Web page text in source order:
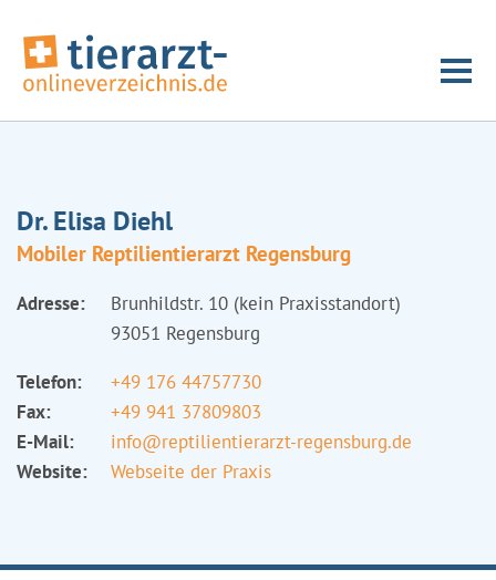
Dr. Elisa Diehl
Mobiler Reptilientierarzt Regensburg
Adresse:
Brunhildstr. 10 (kein Praxisstandort)
93051 Regensburg
Telefon:
+49 176 44757730
Fax:
+49 941 37809803
E-Mail:
info@reptilientierarzt-regensburg.de
Website:
Webseite der Praxis